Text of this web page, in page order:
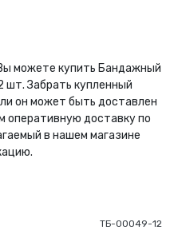
можете купить Бандажный
шт. Забрать купленный
он может быть доставлен
оперативную доставку по
в нашем магазине
ТБ-00049-12